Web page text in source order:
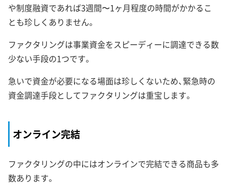
や制度融資であれば3週間〜1ヶ月程度の時間がかかるこ
とも珍しくありません。
ファクタリングは事業資金をスピーディーに調達できる数
少ない手段の1つです。
急いで資金が必要になる場面は珍しくないため、緊急時の
資金調達手段としてファクタリングは重宝します。
オンライン完結
ファクタリングの中にはオンラインで完結できる商品も多
数あります。